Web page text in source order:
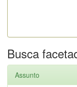
Busca
Assunto